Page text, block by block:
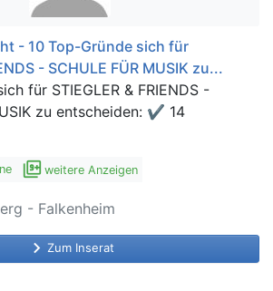
- 10 Top-Gründe sich für
- SCHULE FÜR MUSIK zu...
für STIEGLER & FRIENDS -
zu entscheiden: ✔ 14
filter_9_plus weitere Anzeigen
- Falkenheim
keyboard_arrow_right Zum Inserat